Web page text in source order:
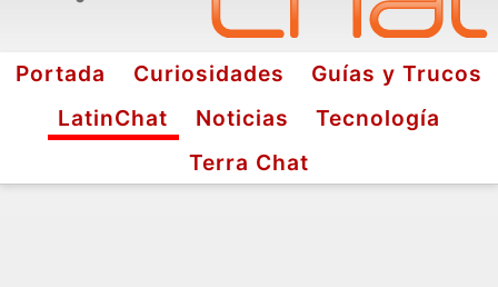
Portada Curiosidades
Guías y Trucos
LatinChat
Noticias
Tecnología
Terra Chat